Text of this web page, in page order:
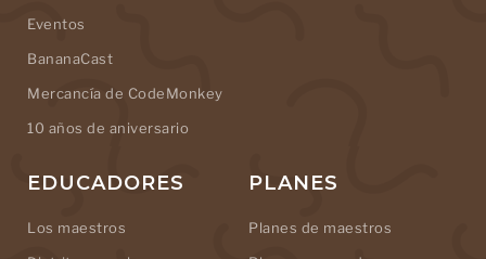
Eventos
BananaCast
Mercancía de CodeMonkey
10 años de aniversario
EDUCADORES
Los maestros
PLANES
Planes de maestros